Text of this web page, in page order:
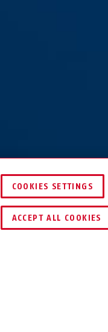
COOKIES SETTINGS
ACCEPT ALL COOKIES